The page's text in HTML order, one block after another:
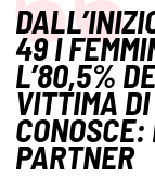
49 I
L’80,5%
VITTIMA
PARTNER